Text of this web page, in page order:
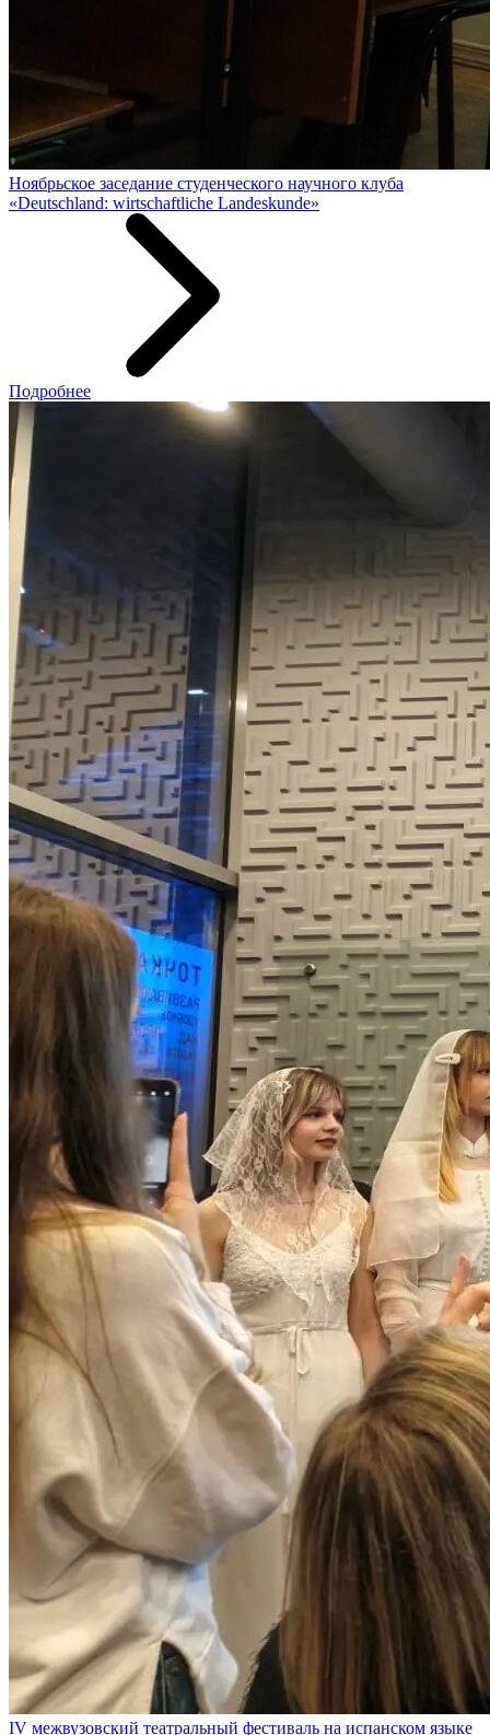
Ноябрьское заседание студенческого научного клуба
«Deutschland: wirtschaftliche Landeskunde»
Подробнее
IV межвузовский театральный фестиваль на испанском языке